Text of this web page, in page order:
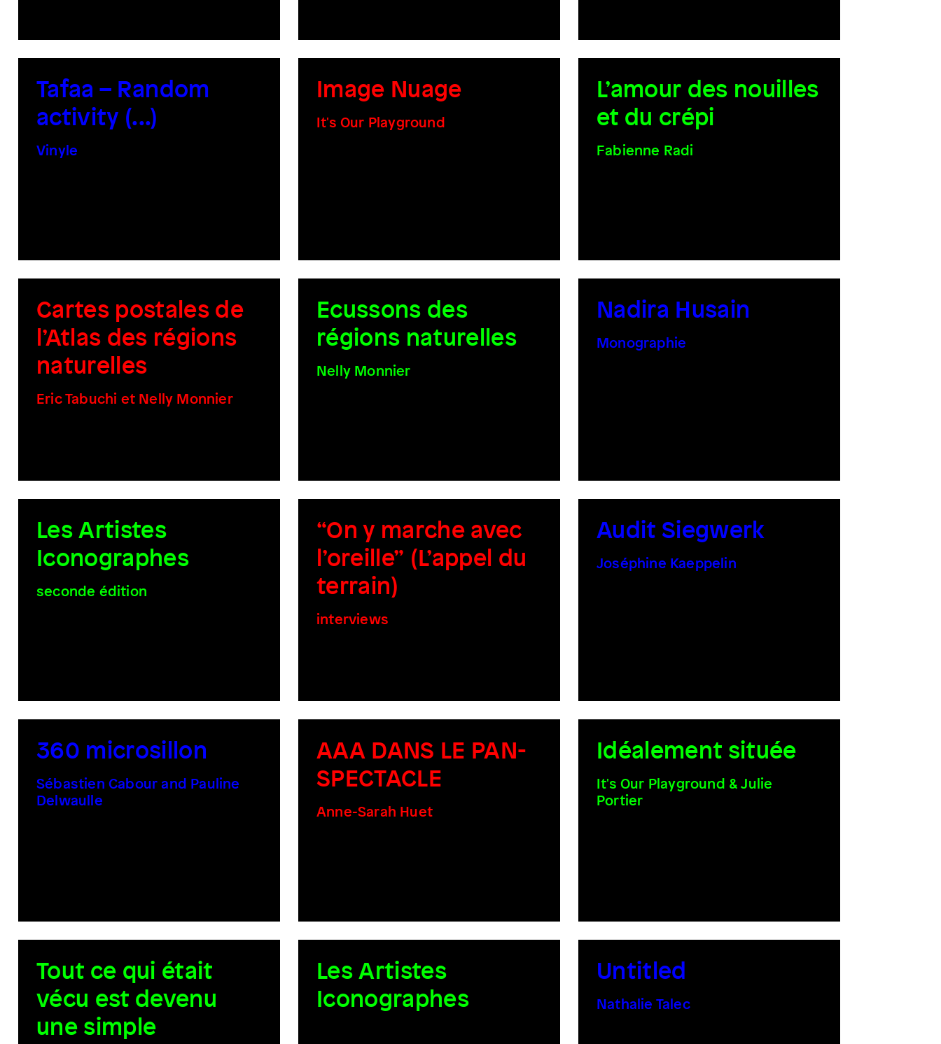
Tafaa – Random
activity (​.​.​.​)
Vinyle
Image Nuage
It's Our Playground
L’amour des nouilles
et du crépi
Fabienne Radi
Cartes postales de
l’Atlas des régions
naturelles
Eric Tabuchi et Nelly Monnier
Ecussons des
régions naturelles
Nelly Monnier
Nadira Husain
Monographie
Les Artistes
Iconographes
seconde édition
“On y marche avec
l’oreille” (L’appel du
terrain)
interviews
Audit Siegwerk
Joséphine Kaeppelin
360 microsillon
Sébastien Cabour and Pauline
Delwaulle
AAA DANS LE PAN-
SPECTACLE
Anne-Sarah Huet
Idéalement située
It's Our Playground & Julie
Portier
Tout ce qui était
vécu est devenu
une simple
Les Artistes
Iconographes
Untitled
Nathalie Talec